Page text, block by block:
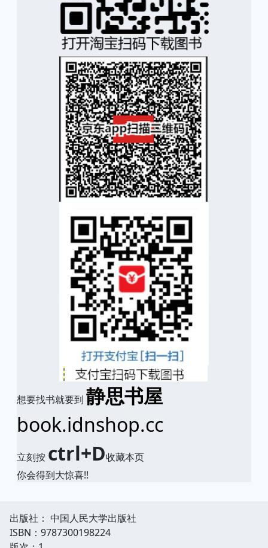
想要找书就要到 静思书屋
book.idnshop.cc
立刻按 ctrl+D收藏本页
你会得到大惊喜!!
出版社： 中国人民大学出版社
ISBN：9787300198224